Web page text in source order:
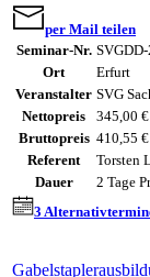
per Mail teilen
Seminar-Nr.
Ort
Erfurt
Veranstalter SVG
Nettopreis
345,00 €
Bruttopreis 410,55 €
Referent
Torsten
Dauer
2 Tage
3